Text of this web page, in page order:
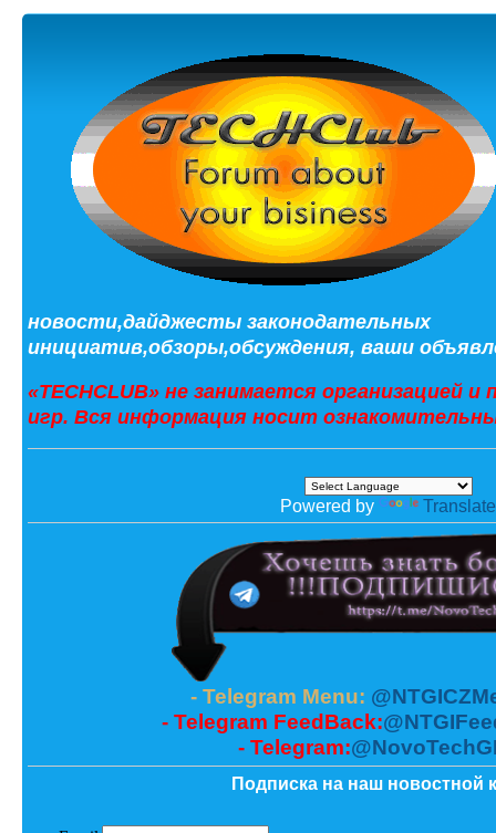
новости,дайджесты законодательных
инициатив,обзоры,обсуждения, ваши
«TECHCLUB» не занимается организацией
игр. Вся информация носит
Powered by Translate
- Telegram Menu:
- Telegram FeedBack:
- Telegram:
Подписка на наш новостной